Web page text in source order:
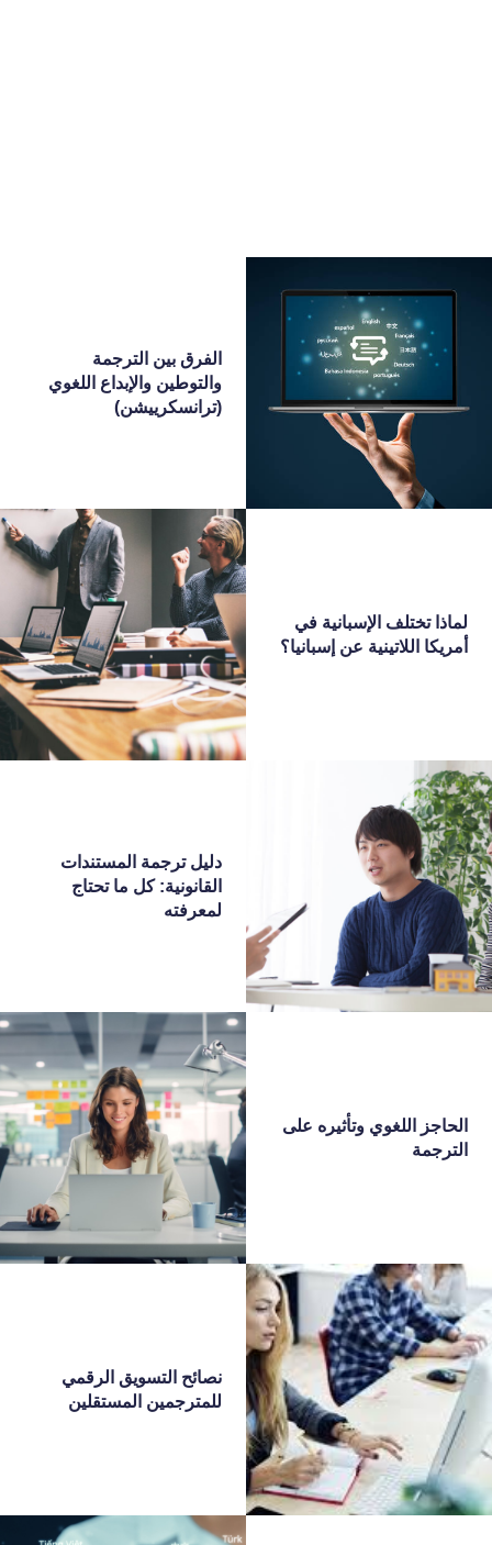
الفرق بين الترجمة
والتوطين والإبداع اللغوي
(ترانسكرييشن)
لماذا تختلف الإسبانية في
أمريكا اللاتينية عن إسبانيا؟
دليل ترجمة المستندات
القانونية: كل ما تحتاج
لمعرفته
الحاجز اللغوي وتأثيره على
الترجمة
نصائح التسويق الرقمي
للمترجمين المستقلين